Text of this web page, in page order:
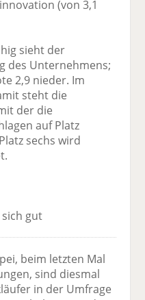
(von 3,1
sieht der
des Unternehmens;
2,9 nieder. Im
steht die
der die
auf Platz
sechs wird
gut
beim letzten Mal
sind diesmal
in der Umfrage